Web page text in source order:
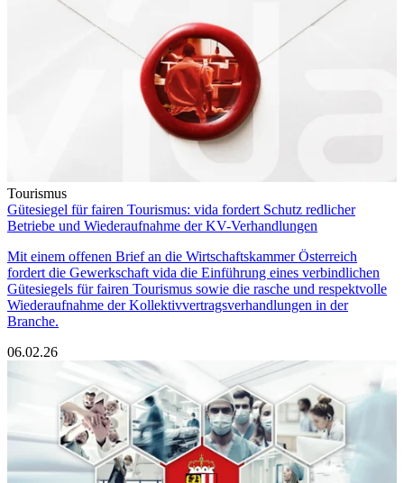
Tourismus
Gütesiegel für fairen Tourismus: vida fordert Schutz redlicher
Betriebe und Wiederaufnahme der KV-Verhandlungen
Mit einem offenen Brief an die Wirtschaftskammer Österreich
fordert die Gewerkschaft vida die Einführung eines verbindlichen
Gütesiegels für fairen Tourismus sowie die rasche und respektvolle
Wiederaufnahme der Kollektivvertragsverhandlungen in der
Branche.
06.02.26